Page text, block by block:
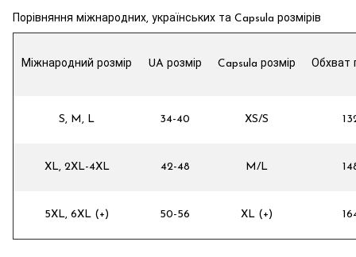
Порівняння міжнародних, українських та Capsula розмірів
Міжнародний розмір UA розмір Capsula розмір Обхват
S, M, L 34-40 XS/S
XL, 2XL-4XL 42-48 M/L
5XL, 6XL (+) 50-56 XL (+)